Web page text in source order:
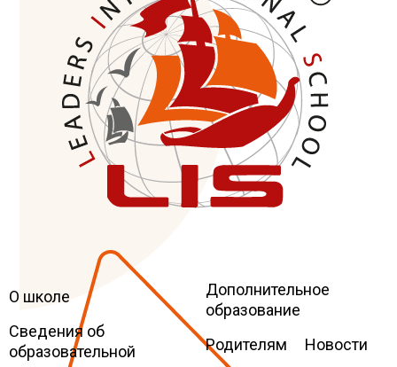
Leaders
International school
О школе
Сведения об
образовательной
Дополнительное
образование
Родителям
Новости